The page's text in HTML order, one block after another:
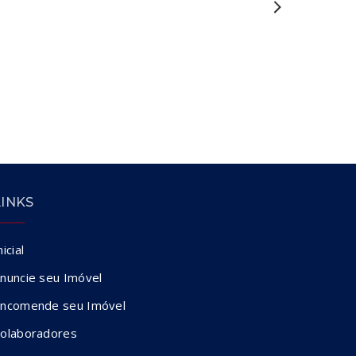
seu Imóvel
seu Imóvel